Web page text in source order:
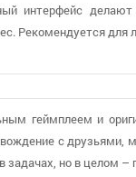
интерфейс
Рекомендуется для
геймплеем и
с друзьями,
задачах, но в целом